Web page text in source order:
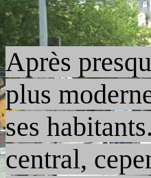
Après
plus
ses
central,